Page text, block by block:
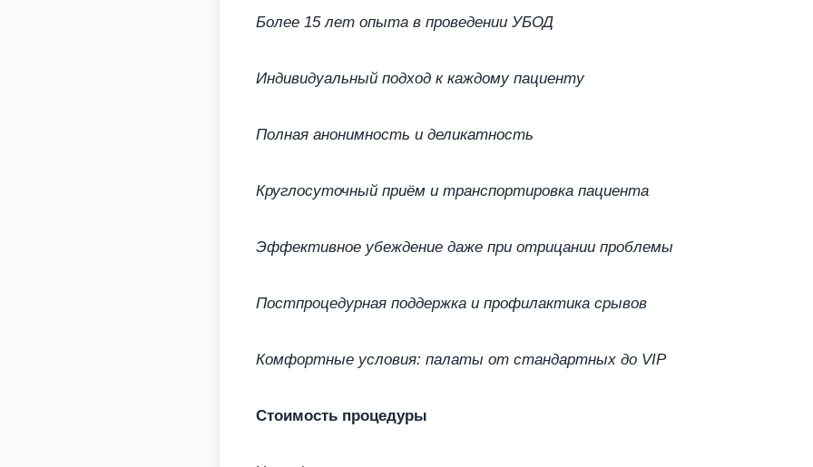
Более 15 лет опыта в проведении УБОД
Индивидуальный подход к каждому пациенту
Полная анонимность и деликатность
Круглосуточный приём и транспортировка пациента
Эффективное убеждение даже при отрицании проблемы
Постпроцедурная поддержка и профилактика срывов
Комфортные условия: палаты от стандартных до VIP
Стоимость процедуры